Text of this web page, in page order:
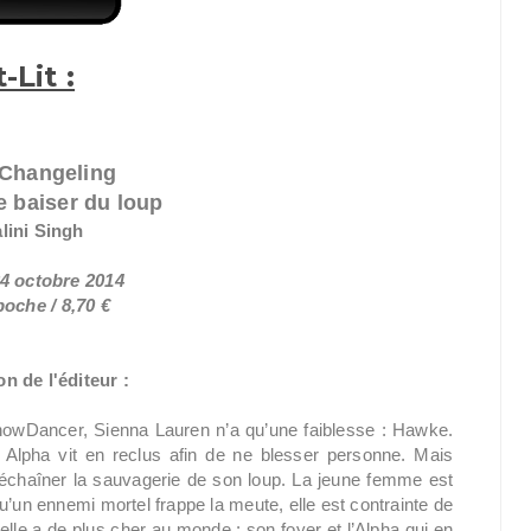
Lit :
baiser du loup
Singh
octobre 2014
/ 8,70 €
de l'éditeur :
Sienna Lauren n’a qu’une faiblesse : Hawke.
vit en reclus afin de ne blesser personne. Mais
la sauvagerie de son loup. La jeune femme est
ennemi mortel frappe la meute, elle est contrainte de